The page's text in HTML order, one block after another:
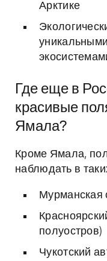
Арктике
Где еще в
красивые
Ямала?
Кроме Ямала,
наблюдать в
Мурманская
полуостров)
Чукотский